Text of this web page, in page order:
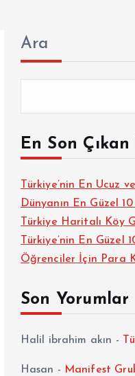
Ara
En Son
Türkiye’nin En Ucuz
Dünyanın En Güzel 10
Türkiye Haritalı Köy
Türkiye’nin En Güzel
Öğrenciler İçin Para
Son Yorumlar
Halil ibrahim akın -
Hasan - Manifest